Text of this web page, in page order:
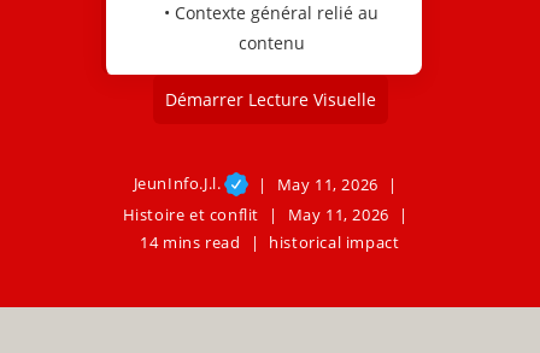
• Contexte général relié au
contenu
Démarrer Lecture Visuelle
JeunInfo.J.l.
May 11, 2026
Histoire et conflit
May 11, 2026
14 mins read
historical impact